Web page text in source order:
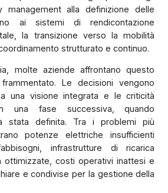
management alla definizione delle
ai sistemi di rendicontazione
la transizione verso la mobilità
strutturato e continuo.
molte aziende affrontano questo
Le decisioni vengono
una visione integrata e le criticità
una fase successiva, quando
stata definita. Tra i problemi più
potenze elettriche insufficienti
infrastrutture di ricarica
ottimizzate, costi operativi inattesi e
e condivise per la gestione della